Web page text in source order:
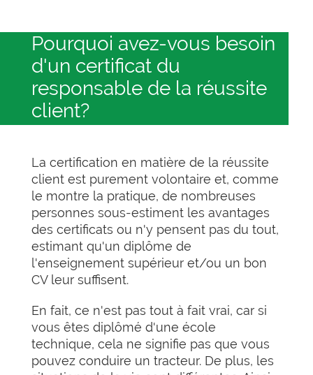
Pourquoi avez-vous besoin
d'un certificat du
responsable de la réussite
client?
La certification en matière de la réussite
client est purement volontaire et, comme
le montre la pratique, de nombreuses
personnes sous-estiment les avantages
des certificats ou n'y pensent pas du tout,
estimant qu'un diplôme de
l'enseignement supérieur et/ou un bon
CV leur suffisent.
En fait, ce n'est pas tout à fait vrai, car si
vous êtes diplômé d'une école
technique, cela ne signifie pas que vous
pouvez conduire un tracteur. De plus, les